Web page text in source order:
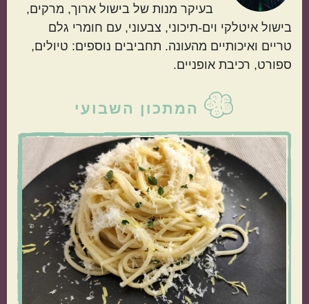
בעיקר מנות של בישול ארוך, מרקים,
בישול איטלקי וים-תיכוני, צבעוני, עם חומרי גלם
טריים ואיכותיים מהעונה. תחביבים נוספים: טיולים,
ספורט, רכיבת אופניים.
צדדי
ראשי
המתכון השבועי